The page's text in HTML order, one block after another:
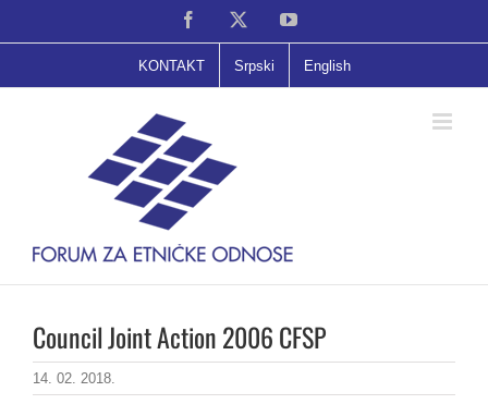
Facebook YouTube
KONTAKT Srpski English
Council Joint Action 2006 CFSP
14. 02. 2018.